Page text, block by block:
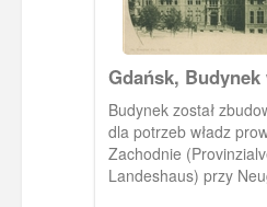
Gdańsk, Budynek
prowincji Prusy
Landeshaus
Budynek został zbudowany w XIX wieku
dla potrzeb władz
Zachodnie
Landeshaus) przy